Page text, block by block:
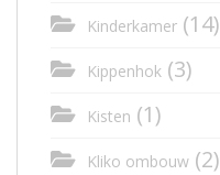
Kinderkamer (14)
Kippenhok (3)
Kisten (1)
Kliko ombouw (2)